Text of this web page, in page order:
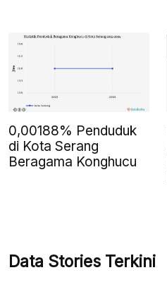
0,00188% Penduduk
di Kota Serang
Beragama Konghucu
Data Stories Terkini